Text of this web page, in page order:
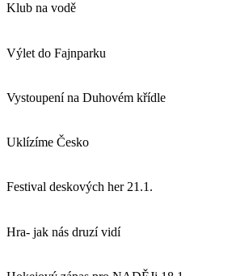
Klub na vodě
Výlet do Fajnparku
Vystoupení na Duhovém křídle
Uklízíme Česko
Festival deskových her 21.1.
Hra- jak nás druzí vidí